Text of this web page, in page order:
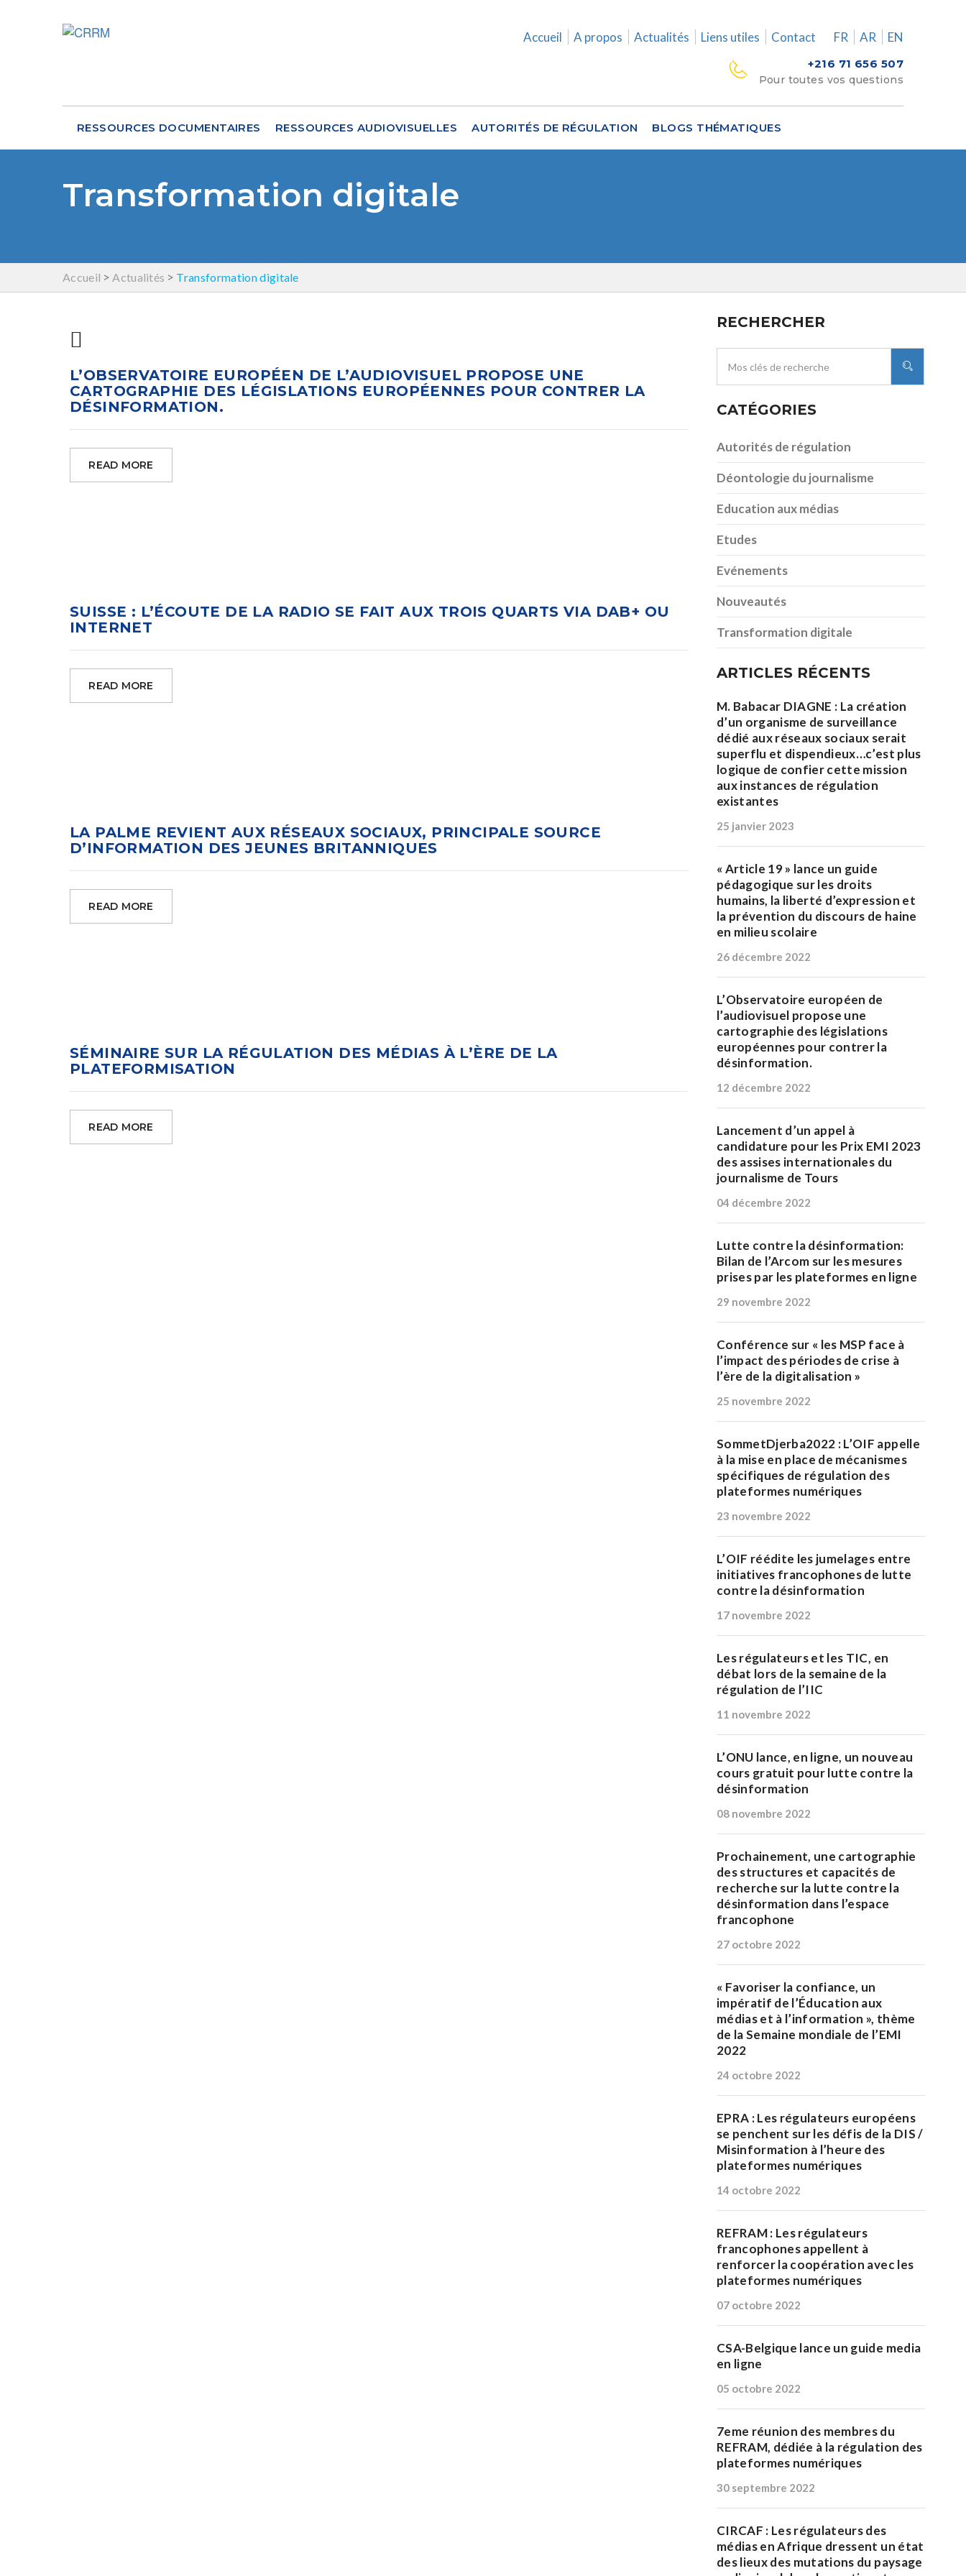
Accueil A propos Actualités Liens utiles Contact FR AR EN
+216 71 656 507
Pour toutes vos questions
RESSOURCES DOCUMENTAIRES RESSOURCES AUDIOVISUELLES AUTORITÉS DE RÉGULATION BLOGS THÉMATIQUES
Transformation digitale
Accueil >Actualités > Transformation digitale
L’OBSERVATOIRE EUROPÉEN DE L’AUDIOVISUEL PROPOSE UNE
CARTOGRAPHIE DES LÉGISLATIONS EUROPÉENNES POUR CONTRER LA
DÉSINFORMATION.
READ MORE
SUISSE : L’ÉCOUTE DE LA RADIO SE FAIT AUX TROIS QUARTS VIA DAB+ OU
INTERNET
READ MORE
LA PALME REVIENT AUX RÉSEAUX SOCIAUX, PRINCIPALE SOURCE
D’INFORMATION DES JEUNES BRITANNIQUES
READ MORE
SÉMINAIRE SUR LA RÉGULATION DES MÉDIAS À L’ÈRE DE LA
PLATEFORMISATION
READ MORE
RECHERCHER
CATÉGORIES
Autorités de régulation
Déontologie du journalisme
Education aux médias
Etudes
Evénements
Nouveautés
Transformation digitale
ARTICLES RÉCENTS
M. Babacar DIAGNE : La création
d’un organisme de surveillance
dédié aux réseaux sociaux serait
superflu et dispendieux…c’est plus
logique de confier cette mission
aux instances de régulation
existantes
25 janvier 2023
« Article 19 » lance un guide
pédagogique sur les droits
humains, la liberté d’expression et
la prévention du discours de haine
en milieu scolaire
26 décembre 2022
L’Observatoire européen de
l’audiovisuel propose une
cartographie des législations
européennes pour contrer la
désinformation.
12 décembre 2022
Lancement d’un appel à
candidature pour les Prix EMI 2023
des assises internationales du
journalisme de Tours
04 décembre 2022
Lutte contre la désinformation:
Bilan de l’Arcom sur les mesures
prises par les plateformes en ligne
29 novembre 2022
Conférence sur « les MSP face à
l’impact des périodes de crise à
l’ère de la digitalisation »
25 novembre 2022
SommetDjerba2022 : L’OIF appelle
à la mise en place de mécanismes
spécifiques de régulation des
plateformes numériques
23 novembre 2022
L’OIF réédite les jumelages entre
initiatives francophones de lutte
contre la désinformation
17 novembre 2022
Les régulateurs et les TIC, en
débat lors de la semaine de la
régulation de l’IIC
11 novembre 2022
L’ONU lance, en ligne, un nouveau
cours gratuit pour lutte contre la
désinformation
08 novembre 2022
Prochainement, une cartographie
des structures et capacités de
recherche sur la lutte contre la
désinformation dans l’espace
francophone
27 octobre 2022
« Favoriser la confiance, un
impératif de l’Éducation aux
médias et à l’information », thème
de la Semaine mondiale de l’EMI
2022
24 octobre 2022
EPRA : Les régulateurs européens
se penchent sur les défis de la DIS /
Misinformation à l’heure des
plateformes numériques
14 octobre 2022
REFRAM : Les régulateurs
francophones appellent à
renforcer la coopération avec les
plateformes numériques
07 octobre 2022
CSA-Belgique lance un guide media
en ligne
05 octobre 2022
7eme réunion des membres du
REFRAM, dédiée à la régulation des
plateformes numériques
30 septembre 2022
CIRCAF : Les régulateurs des
médias en Afrique dressent un état
des lieux des mutations du paysage